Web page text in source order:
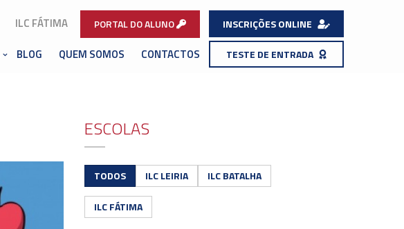
PORTAL DO ALUNO
ILC FÁTIMA
BLOG QUEM SOMOS CONTACTOS
INSCRIÇÕES ONLINE
TESTE DE ENTRADA
ESCOLAS
TODOS ILC LEIRIA ILC BATALHA
ILC FÁTIMA